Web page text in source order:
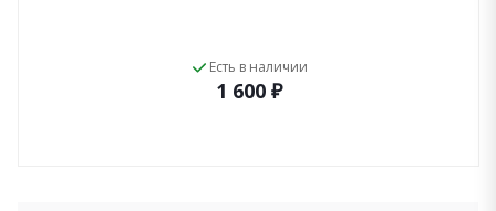
Есть в наличии
1 600 ₽